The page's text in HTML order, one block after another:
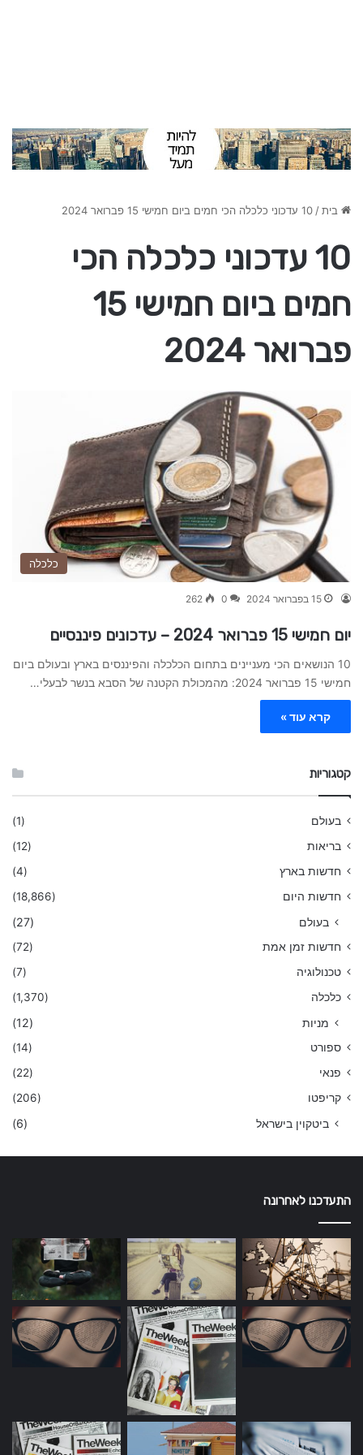
בית/10 עדכוני כלכלה הכי חמים ביום חמישי 15 פברואר 2024
10 עדכוני כלכלה הכי
חמים ביום חמישי 15
פברואר 2024
כלכלה
15 בפברואר 2024 0
262
יום חמישי 15 פברואר 2024 – עדכונים פיננסיים
10 הנושאים הכי מעניינים בתחום הכלכלה והפיננסים בארץ ובעולם ביום
חמישי 15 פברואר 2024: מהמכולת הקטנה של הסבא בנשר לבעלי…
קרא עוד »
קטגוריות
בעולם
(1)
בריאות
(12)
חדשות בארץ
(4)
חדשות היום
(18,866)
בעולם (27)
חדשות זמן אמת
(72)
טכנולוגיה
(7)
כלכלה
(1,370)
מניות (12)
ספורט
(14)
פנאי
(22)
קריפטו
(206)
ביטקוין בישראל (6)
התעדכנו לאחרונה